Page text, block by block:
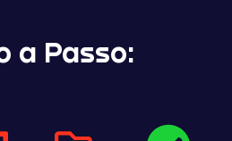
a Passo: